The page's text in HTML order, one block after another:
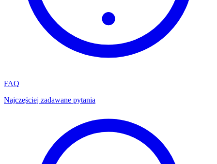
FAQ
Najczęściej zadawane pytania